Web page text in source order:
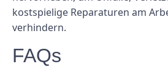
kostspielige Reparaturen am
verhindern.
FAQs